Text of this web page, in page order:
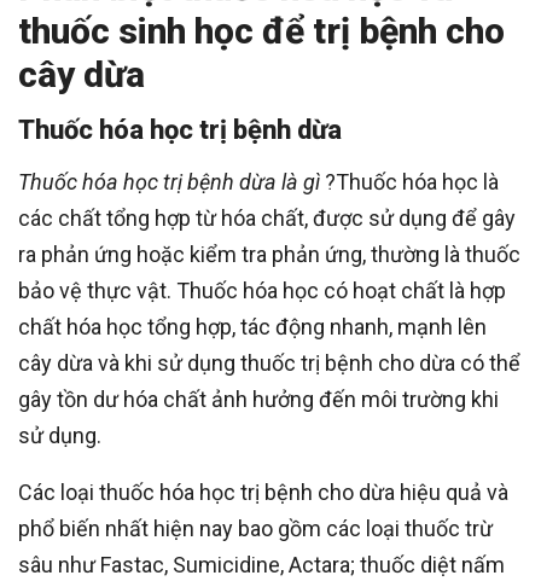
thuốc sinh học để trị bệnh cho
cây dừa
Thuốc hóa học trị bệnh dừa
Thuốc hóa học trị bệnh dừa là gì ?Thuốc hóa học là
các chất tổng hợp từ hóa chất, được sử dụng để gây
ra phản ứng hoặc kiểm tra phản ứng, thường là thuốc
bảo vệ thực vật. Thuốc hóa học có hoạt chất là hợp
chất hóa học tổng hợp, tác động nhanh, mạnh lên
cây dừa và khi sử dụng thuốc trị bệnh cho dừa có thể
gây tồn dư hóa chất ảnh hưởng đến môi trường khi
sử dụng.
Các loại thuốc hóa học trị bệnh cho dừa hiệu quả và
phổ biến nhất hiện nay bao gồm các loại thuốc trừ
sâu như Fastac, Sumicidine, Actara; thuốc diệt nấm